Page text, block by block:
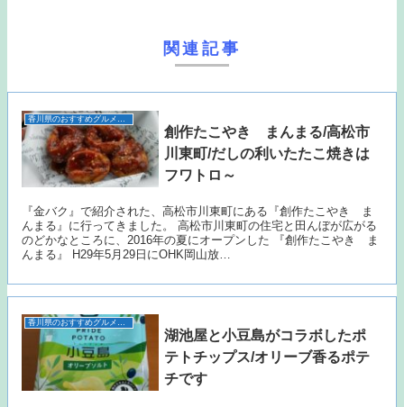
関連記事
創作たこやき まんまる/高松市
川東町/だしの利いたたこ焼きは
フワトロ～
『金バク』で紹介された、高松市川東町にある『創作たこやき ま
んまる』に行ってきました。 高松市川東町の住宅と田んぼが広がる
のどかなところに、2016年の夏にオープンした 『創作たこやき ま
んまる』 H29年5月29日にOHK岡山放…
湖池屋と小豆島がコラボしたポ
テトチップス/オリーブ香るポテ
チです